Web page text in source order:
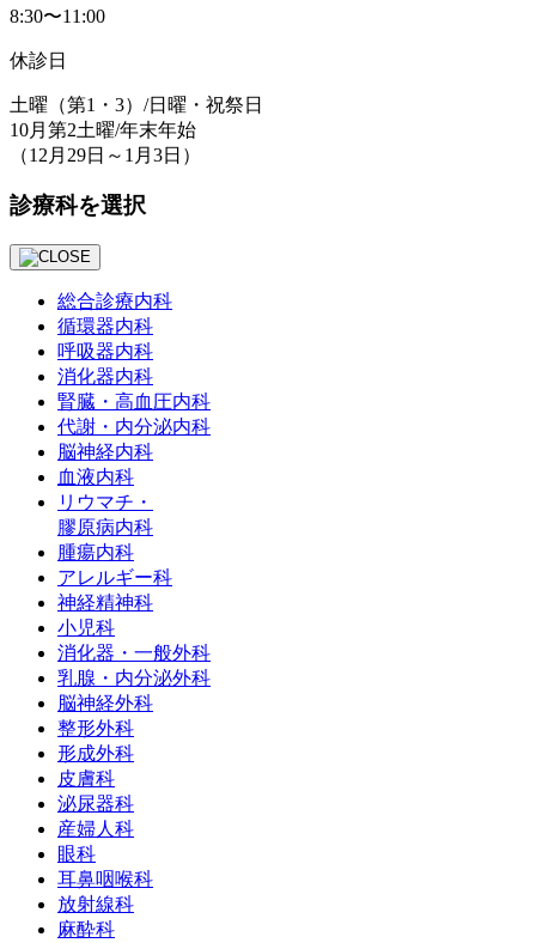
8:30〜11:00
休診日
土曜 （第1・3） /日曜・祝祭日
10月第2土曜/年末年始
（12月29日～1月3日）
診療科を選択
総合診療内科
循環器内科
呼吸器内科
消化器内科
腎臓・⾼⾎圧内科
代謝・内分泌内科
脳神経内科
⾎液内科
リウマチ・
膠原病内科
腫瘍内科
アレルギー科
神経精神科
小児科
消化器・一般外科
乳腺・内分泌外科
脳神経外科
整形外科
形成外科
皮膚科
泌尿器科
産婦人科
眼科
耳鼻咽喉科
放射線科
麻酔科